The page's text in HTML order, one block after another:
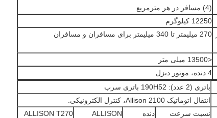
(4) مسافر در هر مترمربع
12250 کیلوگرم
270 میلیمتر تا 340 میلیمتر برای مسافران و مسافران
<13500 میلی متر
4 دنده، موتور دیزل
باتری (2 عدد): 190H52 باتری سرب
انتقال اتوماتیک Allison 2100، کنترل الکترونیکی.
نسبت سرعت
دنده
ALLISON
ALLISON T270